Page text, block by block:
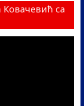
Ковачевић са